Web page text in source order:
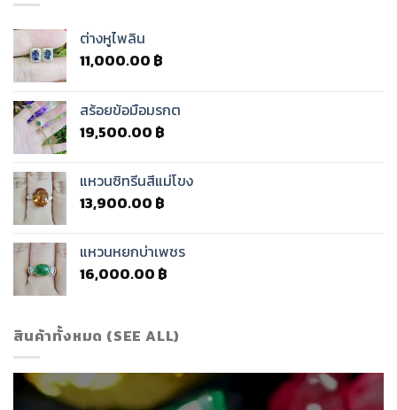
ต่างหูไพลิน
11,000.00 ฿
สร้อยข้อมือมรกต
19,500.00 ฿
แหวนซิทรีนสีแม่โขง
13,900.00 ฿
แหวนหยกบ่าเพชร
16,000.00 ฿
สินค้าทั้งหมด (SEE ALL)